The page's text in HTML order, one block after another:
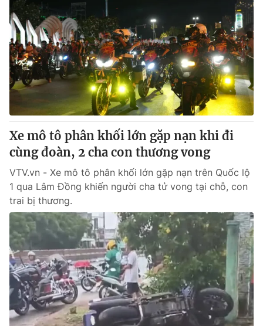
Xe mô tô phân khối lớn gặp nạn khi đi
cùng đoàn, 2 cha con thương vong
VTV.vn - Xe mô tô phân khối lớn gặp nạn trên Quốc lộ
1 qua Lâm Đồng khiến người cha tử vong tại chỗ, con
trai bị thương.